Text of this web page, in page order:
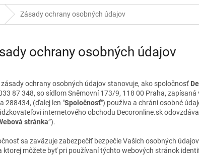
Zásady ochrany osobných údajov
ochrany osobných údajov
ochrany osobných údajov stanovuje, ako spoločnosť
87 348, so sídlom Sněmovní 173/9, 118 00 Praha,
288434, (ďalej len "Spoločnosť") používa a chráni osobné
internetového obchodu Decoronline.sk
stránka”).
sa zaväzuje zabezpečiť bezpečie Vašich osobných
ktorej môžete byť pri používaní týchto webových stránok